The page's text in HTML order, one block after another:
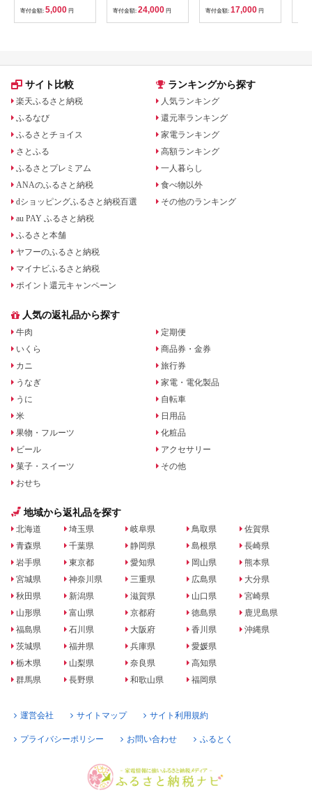
寄付金額: 5,000 円
B201_EP6024
寄付金額: 24,000 円
キーホルダー ギフト
贈り物 お取り寄せ 返
礼品
寄付金額: 17,000 円
サイト比較
楽天ふるさと納税
ふるなび
ふるさとチョイス
さとふる
ふるさとプレミアム
ANAのふるさと納税
dショッピングふるさと納税百選
au PAY ふるさと納税
ふるさと本舗
ヤフーのふるさと納税
マイナビふるさと納税
ポイント還元キャンペーン
ランキングから探す
人気ランキング
還元率ランキング
家電ランキング
高額ランキング
一人暮らし
食べ物以外
その他のランキング
人気の返礼品から探す
牛肉
いくら
カニ
うなぎ
うに
米
果物・フルーツ
ビール
菓子・スイーツ
おせち
定期便
商品券・金券
旅行券
家電・電化製品
自転車
日用品
化粧品
アクセサリー
その他
地域から返礼品を探す
北海道
青森県
岩手県
宮城県
秋田県
山形県
福島県
茨城県
栃木県
群馬県
埼玉県
千葉県
東京都
神奈川県
新潟県
富山県
石川県
福井県
山梨県
長野県
岐阜県
静岡県
愛知県
三重県
滋賀県
京都府
大阪府
兵庫県
奈良県
和歌山県
鳥取県
島根県
岡山県
広島県
山口県
徳島県
香川県
愛媛県
高知県
福岡県
佐賀県
長崎県
熊本県
大分県
宮崎県
鹿児島県
沖縄県
運営会社 サイトマップ サイト利用規約
プライバシーポリシー お問い合わせ ふるとく